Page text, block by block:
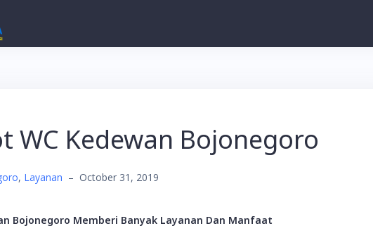
WC Kedewan Bojonegoro
, Layanan – October 31, 2019
Bojonegoro Memberi Banyak Layanan Dan Manfaat